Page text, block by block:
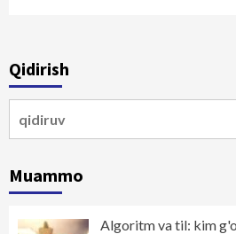
Qidirish
Muammo
Algoritm va til: kim